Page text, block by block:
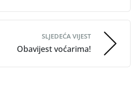
SLJEDEĆA VIJEST
Obavijest voćarima!